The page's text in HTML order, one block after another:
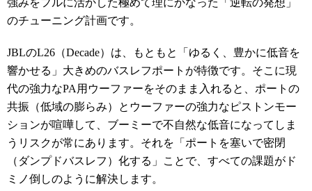
強みをフルに活かした極めて理にかなった「逆転の発想」
のチューニング計画です。
JBLのL26（Decade）は、もともと「ゆるく、豊かに低音を
響かせる」大きめのバスレフポートが特徴です。そこに現
代の強力なPA用ウーファーをそのまま入れると、ポートの
共振（低域の膨らみ）とウーファーの強力なピストンモー
ションが喧嘩して、ブーミーで不自然な低音になってしま
うリスクが常にあります。それを「ポートを塞いで密閉
（ダンプドバスレフ）化する」ことで、すべての課題がド
ミノ倒しのように解決します。